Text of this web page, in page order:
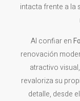
intacta frente a la
Al confiar en
renovación
atractivo
revaloriza su
detalle, desde